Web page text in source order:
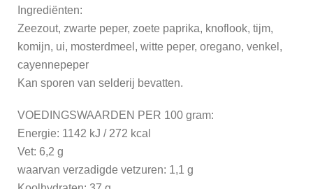
Ingrediënten:
Zeezout, zwarte peper, zoete paprika, knoflook, tijm,
komijn, ui, mosterdmeel, witte peper, oregano, venkel,
cayennepeper
Kan sporen van selderij bevatten.
VOEDINGSWAARDEN PER 100 gram:
Energie: 1142 kJ / 272 kcal
Vet: 6,2 g
waarvan verzadigde vetzuren: 1,1 g